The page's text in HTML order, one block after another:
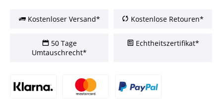
Kostenloser Versand* Kostenlose Retouren*
50 Tage
Umtauschrecht*
Echtheitszertifikat*